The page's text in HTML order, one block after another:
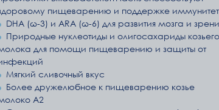
пищеварению и поддержке
DHA (ω-3) и ARA (ω-6) для развития мозга и
Природные нуклеотиды и олигосахариды козьего
для помощи пищеварению и защиты от
Мягкий сливочный вкус
Более дружелюбное к пищеварению козье
А2